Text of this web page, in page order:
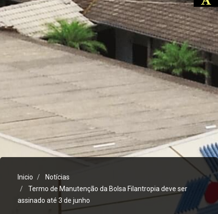
Inicio
Notícias
Termo de Manutenção da Bolsa Filantropia deve ser
assinado até 3 de junho